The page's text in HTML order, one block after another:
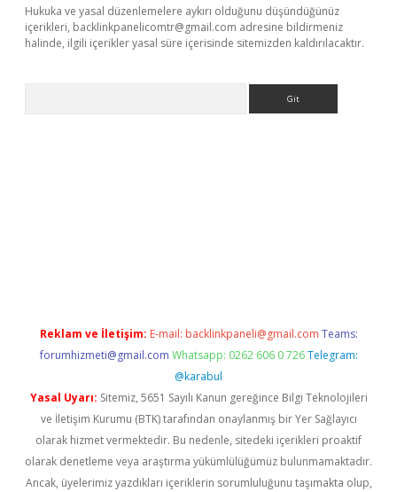
Hukuka ve yasal düzenlemelere aykırı olduğunu düşündüğünüz
içerikleri, backlinkpanelicomtr@gmail.com adresine bildirmeniz
halinde, ilgili içerikler yasal süre içerisinde sitemizden kaldırılacaktır.
Reklam ve İletişim: E-mail: backlinkpaneli@gmail.com Teams:
forumhizmeti@gmail.com Whatsapp: 0262 606 0 726 Telegram:
@karabul
Yasal Uyarı: Sitemiz, 5651 Sayılı Kanun gereğince Bilgi Teknolojileri
ve İletişim Kurumu (BTK) tarafından onaylanmış bir Yer Sağlayıcı
olarak hizmet vermektedir. Bu nedenle, sitedeki içerikleri proaktif
olarak denetleme veya araştırma yükümlülüğümüz bulunmamaktadır.
Ancak, üyelerimiz yazdıkları içeriklerin sorumluluğunu taşımakta olup,